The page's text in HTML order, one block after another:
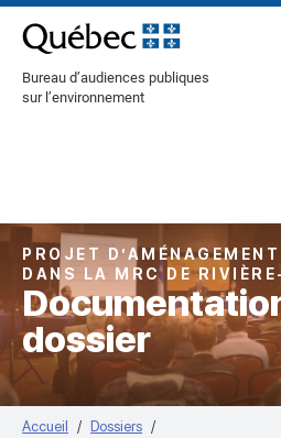
[Common.SkipToContent]
Bureau d’audiences publiques
sur l’environnement
PROJET
DANS LA MRC DE
dossier
Accueil
Dossiers